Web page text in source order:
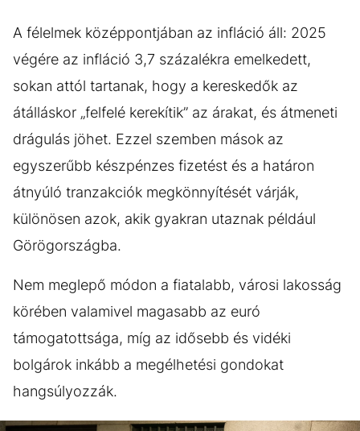
A félelmek középpontjában az infláció áll: 2025
végére az infláció 3,7 százalékra emelkedett,
sokan attól tartanak, hogy a kereskedők az
átálláskor „felfelé kerekítik” az árakat, és átmeneti
drágulás jöhet. Ezzel szemben mások az
egyszerűbb készpénzes fizetést és a határon
átnyúló tranzakciók megkönnyítését várják,
különösen azok, akik gyakran utaznak például
Görögországba.
Nem meglepő módon a fiatalabb, városi lakosság
körében valamivel magasabb az euró
támogatottsága, míg az idősebb és vidéki
bolgárok inkább a megélhetési gondokat
hangsúlyozzák.